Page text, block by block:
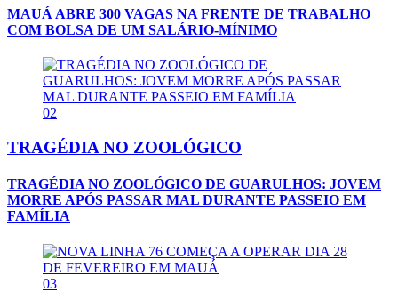
MAUÁ ABRE 300 VAGAS NA FRENTE DE TRABALHO
COM BOLSA DE UM SALÁRIO-MÍNIMO
02
TRAGÉDIA NO ZOOLÓGICO
TRAGÉDIA NO ZOOLÓGICO DE GUARULHOS: JOVEM
MORRE APÓS PASSAR MAL DURANTE PASSEIO EM
FAMÍLIA
03